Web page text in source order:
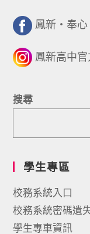
鳳新・奉
鳳新高中
搜尋
學生專區
校務系統入口
校務系統密碼遺
學生專車資訊